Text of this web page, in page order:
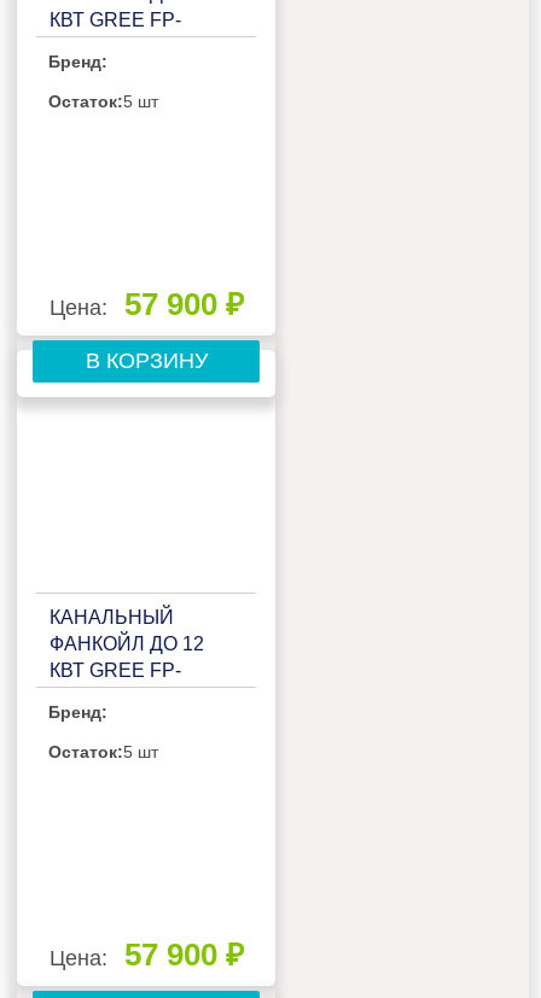
КВТ GREE FP-
Бренд:
Остаток:5 шт
Цена: 57 900 ₽
В КОРЗИНУ
КАНАЛЬНЫЙ
ФАНКОЙЛ ДО 12
КВТ GREE FP-
Бренд:
Остаток:5 шт
Цена: 57 900 ₽